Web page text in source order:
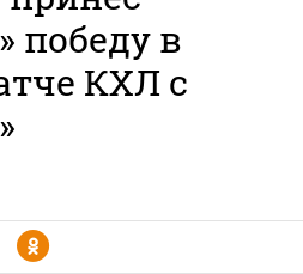
победу в
КХЛ с
Y